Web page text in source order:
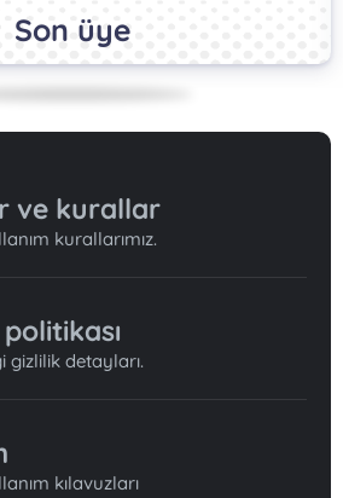
Son üye
ve kurallar
kurallarımız.
gizlilik detayları.
kılavuzları